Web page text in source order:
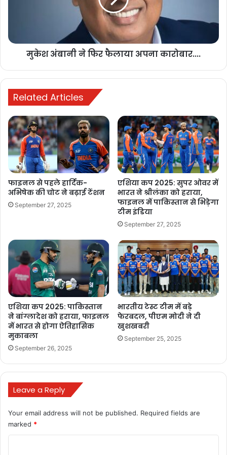
के बाद अपना जुड़ाव खत्म करने का अनुरोध किया. बायजूस के साथ हमारी चर्चा के
अनुसार हमने उन्हें मौजूदा व्यवस्था जारी रखने और इस भागीदारी को कम से कम
31 मार्च 2023 तक जारी रखने को कहा है.’
सामने आई ये चौंकाने वाली वजह
इस मामले की चर्चा बुधवार को हुई बीसीसीआई शीर्ष परिषद में की गई. बायजूस ने
प्रायोजकों में शामिल था. टीम किट और ‘मर्चेंडाइज’ प्रायोजक एमपीएल ने भी
बीसीसीआई को बताया कि वह अपने अधिकार केवल किरण क्लोदिंग लिमिटेड
मुकेश अंबानी ने फिर फैलाया अपना कारोबार....
Related Articles
फाइनल से पहले हार्दिक-
अभिषेक की चोट ने बढ़ाई टेंशन
September 27, 2025
एशिया कप 2025: सुपर ओवर में
भारत ने श्रीलंका को हराया,
फाइनल में पाकिस्तान से भिड़ेगा
टीम इंडिया
September 27, 2025
एशिया कप 2025: पाकिस्तान
ने बांग्लादेश को हराया, फाइनल
में भारत से होगा ऐतिहासिक
मुकाबला
September 26, 2025
भारतीय टेस्ट टीम में बड़े
फेरबदल, पीएम मोदी ने दी
खुशखबरी
September 25, 2025
Leave a Reply
Your email address will not be published. Required fields are
marked *